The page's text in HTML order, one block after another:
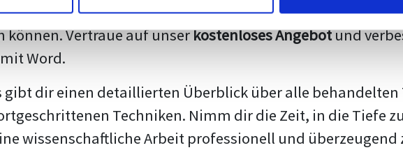
darstellen. Unsere erfahrenen Trainer teilen wertvolle
können. Vertraue auf unserkostenloses Angebotund
Word.
gibt dir einen detaillierten Überblick über alle
Techniken. Nimm dir die Zeit, in die Tiefe
wissenschaftliche Arbeit professionell und überzeugend